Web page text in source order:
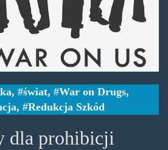
, świat, War on Drugs,
, Redukcja Szkód
dla prohibicji